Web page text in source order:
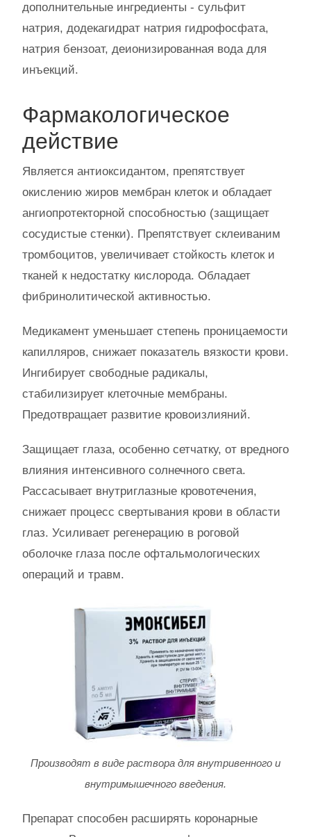
дополнительные ингредиенты - сульфит
натрия, додекагидрат натрия гидрофосфата,
натрия бензоат, деионизированная вода для
инъекций.
Фармакологическое
действие
Является антиоксидантом, препятствует
окислению жиров мембран клеток и обладает
ангиопротекторной способностью (защищает
сосудистые стенки). Препятствует склеиваним
тромбоцитов, увеличивает стойкость клеток и
тканей к недостатку кислорода. Обладает
фибринолитической активностью.
Медикамент уменьшает степень проницаемости
капилляров, снижает показатель вязкости крови.
Ингибирует свободные радикалы,
стабилизирует клеточные мембраны.
Предотвращает развитие кровоизлияний.
Защищает глаза, особенно сетчатку, от вредного
влияния интенсивного солнечного света.
Рассасывает внутриглазные кровотечения,
снижает процесс свертывания крови в области
глаз. Усиливает регенерацию в роговой
оболочке глаза после офтальмологических
операций и травм.
Производят в виде раствора для внутривенного и
внутримышечного введения.
Препарат способен расширять коронарные